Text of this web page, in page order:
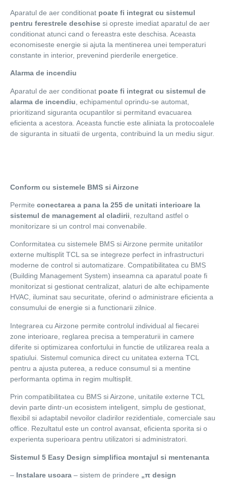
Aparatul de aer conditionat poate fi integrat cu sistemul
pentru ferestrele deschise si opreste imediat aparatul de aer
conditionat atunci cand o fereastra este deschisa. Aceasta
economiseste energie si ajuta la mentinerea unei temperaturi
constante in interior, prevenind pierderile energetice.
Alarma de incendiu
Aparatul de aer conditionat poate fi integrat cu sistemul de
alarma de incendiu , echipamentul oprindu-se automat,
prioritizand siguranta ocupantilor si permitand evacuarea
eficienta a acestora. Aceasta functie este aliniata la protocoalele
de siguranta in situatii de urgenta, contribuind la un mediu sigur.
Conform cu sistemele BMS si Airzone
Permite conectarea a pana la 255 de unitati interioare la
sistemul de management al cladirii , rezultand astfel o
monitorizare si un control mai convenabile.
Conformitatea cu sistemele BMS si Airzone permite unitatilor
externe multisplit TCL sa se integreze perfect in infrastructuri
moderne de control si automatizare. Compatibilitatea cu BMS
(Building Management System) inseamna ca aparatul poate fi
monitorizat si gestionat centralizat, alaturi de alte echipamente
HVAC, iluminat sau securitate, oferind o administrare eficienta a
consumului de energie si a functionarii zilnice.
Integrarea cu Airzone permite controlul individual al fiecarei
zone interioare, reglarea precisa a temperaturii in camere
diferite si optimizarea confortului in functie de utilizarea reala a
spatiului. Sistemul comunica direct cu unitatea externa TCL
pentru a ajusta puterea, a reduce consumul si a mentine
performanta optima in regim multisplit.
Prin compatibilitatea cu BMS si Airzone, unitatile externe TCL
devin parte dintr-un ecosistem inteligent, simplu de gestionat,
flexibil si adaptabil nevoilor cladirilor rezidentiale, comerciale sau
office. Rezultatul este un control avansat, eficienta sporita si o
experienta superioara pentru utilizatori si administratori.
Sistemul 5 Easy Design simplifica montajul si mentenanta
– Instalare usoara – sistem de prindere „π design